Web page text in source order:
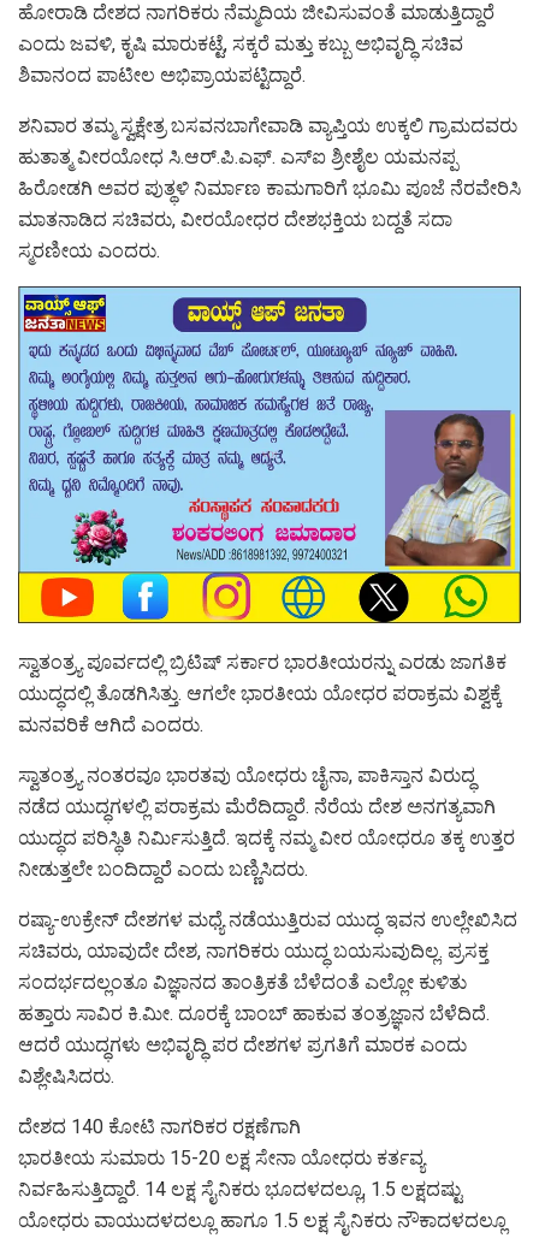
ಹೋರಾಡಿ ದೇಶದ ನಾಗರಿಕರು ನೆಮ್ಮದಿಯ ಜೀವಿಸುವಂತೆ ಮಾಡುತ್ತಿದ್ದಾರೆ
ಎಂದು ಜವಳಿ, ಕೃಷಿ ಮಾರುಕಟ್ಟೆ, ಸಕ್ಕರೆ ಮತ್ತು ಕಬ್ಬು ಅಭಿವೃದ್ಧಿ ಸಚಿವ
ಶಿವಾನಂದ ಪಾಟೀಲ ಅಭಿಪ್ರಾಯಪಟ್ಟಿದ್ದಾರೆ.
ಶನಿವಾರ ತಮ್ಮ ಸ್ವಕ್ಷೇತ್ರ ಬಸವನಬಾಗೇವಾಡಿ ವ್ಯಾಪ್ತಿಯ ಉಕ್ಕಲಿ ಗ್ರಾಮದವರು
ಹುತಾತ್ಮ ವೀರಯೋಧ ಸಿ.ಆರ್.ಪಿ.ಎಫ್. ಎಸ್ಐ ಶ್ರೀಶೈಲ ಯಮನಪ್ಪ
ಹಿರೋಡಗಿ ಅವರ ಪುತ್ಥಳಿ ನಿರ್ಮಾಣ ಕಾಮಗಾರಿಗೆ ಭೂಮಿ ಪೂಜೆ ನೆರವೇರಿಸಿ
ಮಾತನಾಡಿದ ಸಚಿವರು, ವೀರಯೋಧರ ದೇಶಭಕ್ತಿಯ ಬದ್ದತೆ ಸದಾ
ಸ್ಮರಣೀಯ ಎಂದರು.
ಸ್ವಾತಂತ್ರ್ಯ ಪೂರ್ವದಲ್ಲಿ ಬ್ರಿಟಿಷ್‌ ಸರ್ಕಾರ ಭಾರತೀಯರನ್ನು ಎರಡು ಜಾಗತಿಕ
ಯುದ್ಧದಲ್ಲಿ ತೊಡಗಿಸಿತ್ತು. ಆಗಲೇ ಭಾರತೀಯ ಯೋಧರ ಪರಾಕ್ರಮ ವಿಶ್ವಕ್ಕೆ
ಮನವರಿಕೆ ಆಗಿದೆ ಎಂದರು.
ಸ್ವಾತಂತ್ರ್ಯ ನಂತರವೂ ಭಾರತವು ಯೋಧರು ಚೈನಾ, ಪಾಕಿಸ್ತಾನ ವಿರುದ್ಧ
ನಡೆದ ಯುದ್ಧಗಳಲ್ಲಿ ಪರಾಕ್ರಮ ಮೆರೆದಿದ್ದಾರೆ. ನೆರೆಯ ದೇಶ ಅನಗತ್ಯವಾಗಿ
ಯುದ್ಧದ ಪರಿಸ್ಥಿತಿ ನಿರ್ಮಿಸುತ್ತಿದೆ. ಇದಕ್ಕೆ ನಮ್ಮ ವೀರ ಯೋಧರೂ ತಕ್ಕ ಉತ್ತರ
ನೀಡುತ್ತಲೇ ಬಂದಿದ್ದಾರೆ ಎಂದು ಬಣ್ಣಿಸಿದರು.
ರಷ್ಯಾ-ಉಕ್ರೇನ್ ದೇಶಗಳ ಮಧ್ಯೆ ನಡೆಯುತ್ತಿರುವ ಯುದ್ಧ ಇವನ ಉಲ್ಲೇಖಿಸಿದ
ಸಚಿವರು, ಯಾವುದೇ ದೇಶ, ನಾಗರಿಕರು ಯುದ್ಧ ಬಯಸುವುದಿಲ್ಲ. ಪ್ರಸಕ್ತ
ಸಂದರ್ಭದಲ್ಲಂತೂ ವಿಜ್ಞಾನದ ತಾಂತ್ರಿಕತೆ ಬೆಳೆದಂತೆ ಎಲ್ಲೋ ಕುಳಿತು
ಹತ್ತಾರು ಸಾವಿರ ಕಿ.ಮೀ. ದೂರಕ್ಕೆ ಬಾಂಬ್ ಹಾಕುವ ತಂತ್ರಜ್ಞಾನ ಬೆಳೆದಿದೆ.
ಆದರೆ ಯುದ್ಧಗಳು ಅಭಿವೃದ್ಧಿ ಪರ ದೇಶಗಳ ಪ್ರಗತಿಗೆ ಮಾರಕ ಎಂದು
ವಿಶ್ಲೇಷಿಸಿದರು.
ದೇಶದ 140 ಕೋಟಿ ನಾಗರಿಕರ ರಕ್ಷಣೆಗಾಗಿ
ಭಾರತೀಯ ಸುಮಾರು 15-20 ಲಕ್ಷ ಸೇನಾ ಯೋಧರು ಕರ್ತವ್ಯ
ನಿರ್ವಹಿಸುತ್ತಿದ್ದಾರೆ. 14 ಲಕ್ಷ ಸೈನಿಕರು ಭೂದಳದಲ್ಲೂ, 1.5 ಲಕ್ಷದಷ್ಟು
ಯೋಧರು ವಾಯುದಳದಲ್ಲೂ ಹಾಗೂ 1.5 ಲಕ್ಷ ಸೈನಿಕರು ನೌಕಾದಳದಲ್ಲೂ